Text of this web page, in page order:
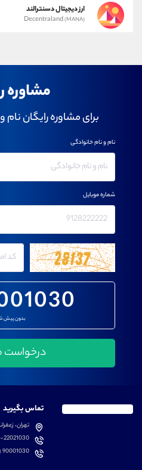
ارز دیجیتال دسنترالند
Decentraland(MANA)
مشاوره
برای مشاوره رایگان نام
بدون پیش
نام و نام خانوادگی
شماره موبایل
تماس بگیرید
تهران،
22021030
90001030